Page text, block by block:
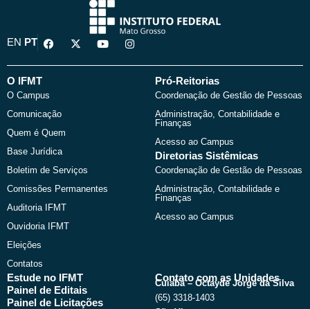
EN PT
F
a
e
o
k
X
-
w
Y
o
t
I
n
t
O IFMT
O Campus
Comunicação
Quem é Quem
Base Jurídica
Boletim de Serviços
Comissões Permanentes
Auditoria IFMT
Ouvidoria IFMT
Eleições
Contatos
Pró-Reitorias
Coordenação de Gestão de Pessoas
Administração, Contabilidade e
Finanças
Acesso ao Campus
Diretorias Sistêmicas
Coordenação de Gestão de Pessoas
Administração, Contabilidade e
Finanças
Acesso ao Campus
Estude no IFMT
Painel de Editais
Painel de Licitações
Contato com as Unidades
Cuiabá – Octayde Jorge da Silva
(65) 3318-1403